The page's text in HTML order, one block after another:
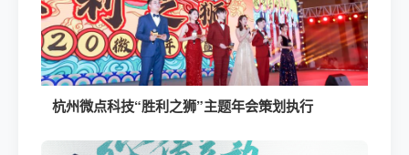
杭州微点科技“胜利之狮”主题年会策划执行